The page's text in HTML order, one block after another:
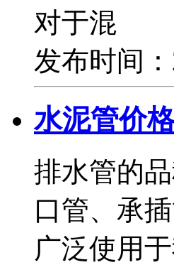
对于混
发布时间
水泥管价
排水管的
口管、承
广泛使用